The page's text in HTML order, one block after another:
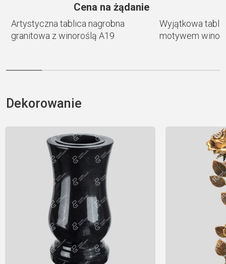
Cena na żądanie
Artystyczna tablica nagrobna
granitowa z winoroślą A19
Wyjątkowa
motywem
Dekorowanie